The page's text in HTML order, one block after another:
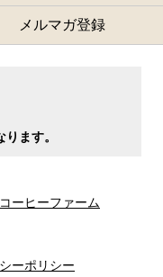
メルマガ登録
ます。
ーヒーファーム
ーポリシー